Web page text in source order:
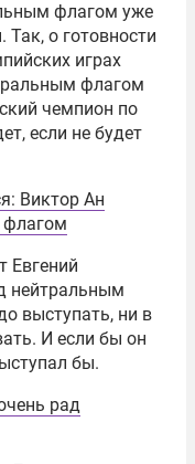
флагом уже
о готовности
играх
флагом
чемпион по
если не будет
Виктор Ан
флагом
Евгений
нейтральным
выступать, ни в
И если бы он
бы.
рад